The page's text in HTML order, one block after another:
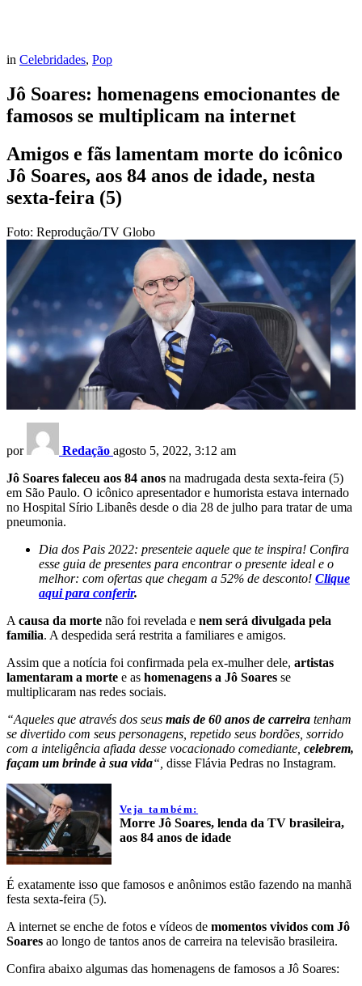
in Celebridades, Pop
Jô Soares: homenagens emocionantes de
famosos se multiplicam na internet
Amigos e fãs lamentam morte do icônico
Jô Soares, aos 84 anos de idade, nesta
sexta-feira (5)
Foto: Reprodução/TV Globo
por Redação agosto 5, 2022, 3:12 am
Jô Soares faleceu aos 84 anos na madrugada desta sexta-feira (5)
em São Paulo. O icônico apresentador e humorista estava internado
no Hospital Sírio Libanês desde o dia 28 de julho para tratar de uma
pneumonia.
Dia dos Pais 2022: presenteie aquele que te inspira! Confira
esse guia de presentes para encontrar o presente ideal e o
melhor: com ofertas que chegam a 52% de desconto! Clique
aqui para conferir.
A causa da morte não foi revelada e nem será divulgada pela
família. A despedida será restrita a familiares e amigos.
Assim que a notícia foi confirmada pela ex-mulher dele, artistas
lamentaram a morte e as homenagens a Jô Soares se
multiplicaram nas redes sociais.
“Aqueles que através dos seus mais de 60 anos de carreira tenham
se divertido com seus personagens, repetido seus bordões, sorrido
com a inteligência afiada desse vocacionado comediante, celebrem,
façam um brinde à sua vida“, disse Flávia Pedras no Instagram.
Veja também:
Morre Jô Soares, lenda da TV brasileira,
aos 84 anos de idade
É exatamente isso que famosos e anônimos estão fazendo na manhã
festa sexta-feira (5).
A internet se enche de fotos e vídeos de momentos vividos com Jô
Soares ao longo de tantos anos de carreira na televisão brasileira.
Confira abaixo algumas das homenagens de famosos a Jô Soares: